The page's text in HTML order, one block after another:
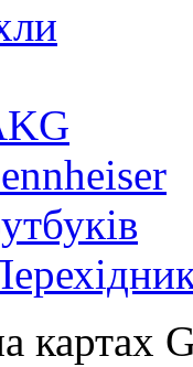
картах